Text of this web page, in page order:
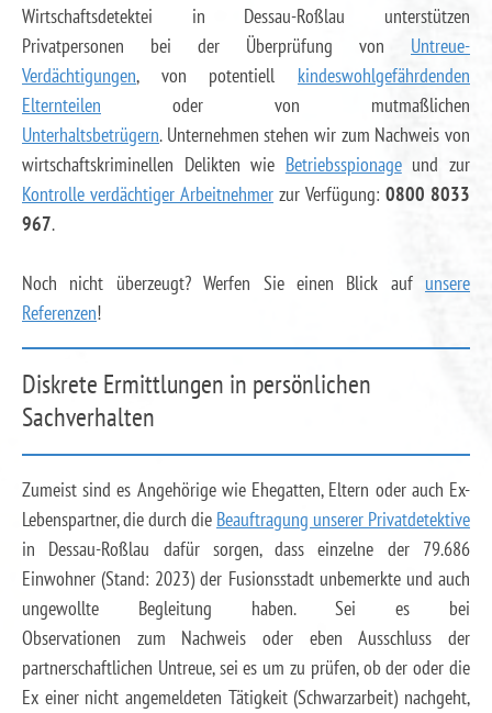
Wirtschaftsdetektei in Dessau-Roßlau unterstützen
Privatpersonen bei der Überprüfung von Untreue-
Verdächtigungen, von potentiell kindeswohlgefährdenden
Elternteilen oder von mutmaßlichen
Unterhaltsbetrügern. Unternehmen stehen wir zum Nachweis von
wirtschaftskriminellen Delikten wie Betriebsspionageund zur
Kontrolle verdächtiger Arbeitnehmer zur Verfügung: 0800 8033
967.
Noch nicht überzeugt? Werfen Sie einen Blick auf unsere
Referenzen!
Diskrete Ermittlungen in persönlichen
Sachverhalten
Zumeist sind es Angehörige wie Ehegatten, Eltern oder auch Ex-
Lebenspartner, die durch die Beauftragung unserer Privatdetektive
in Dessau-Roßlau dafür sorgen, dass einzelne der 79.686
Einwohner (Stand: 2023) der Fusionsstadt unbemerkte und auch
ungewollte Begleitung haben. Sei es bei
Observationen zum Nachweis oder eben Ausschluss der
partnerschaftlichen Untreue, sei es um zu prüfen, ob der oder die
Ex einer nicht angemeldeten Tätigkeit (Schwarzarbeit) nachgeht,